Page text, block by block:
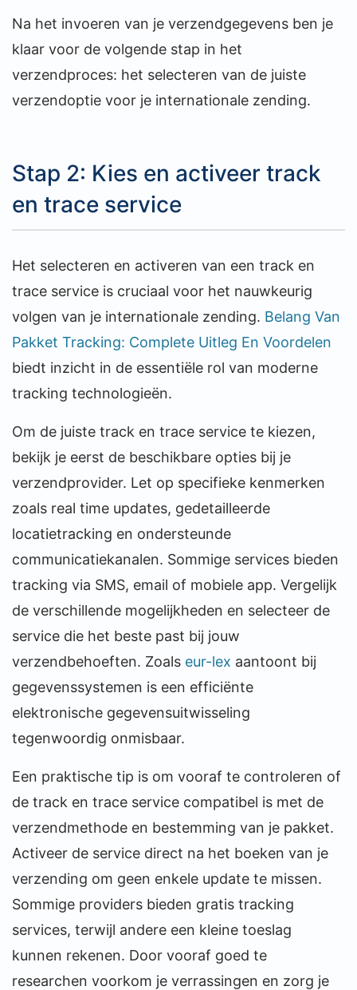
Na het invoeren van je verzendgegevens ben je
klaar voor de volgende stap in het
verzendproces: het selecteren van de juiste
verzendoptie voor je internationale zending.
Stap 2: Kies en activeer track
en trace service
Het selecteren en activeren van een track en
trace service is cruciaal voor het nauwkeurig
volgen van je internationale zending. Belang Van
Pakket Tracking: Complete Uitleg En Voordelen
biedt inzicht in de essentiële rol van moderne
tracking technologieën.
Om de juiste track en trace service te kiezen,
bekijk je eerst de beschikbare opties bij je
verzendprovider. Let op specifieke kenmerken
zoals real time updates, gedetailleerde
locatietracking en ondersteunde
communicatiekanalen. Sommige services bieden
tracking via SMS, email of mobiele app. Vergelijk
de verschillende mogelijkheden en selecteer de
service die het beste past bij jouw
verzendbehoeften. Zoals eur-lex aantoont bij
gegevenssystemen is een efficiënte
elektronische gegevensuitwisseling
tegenwoordig onmisbaar.
Een praktische tip is om vooraf te controleren of
de track en trace service compatibel is met de
verzendmethode en bestemming van je pakket.
Activeer de service direct na het boeken van je
verzending om geen enkele update te missen.
Sommige providers bieden gratis tracking
services, terwijl andere een kleine toeslag
kunnen rekenen. Door vooraf goed te
researchen voorkom je verrassingen en zorg je